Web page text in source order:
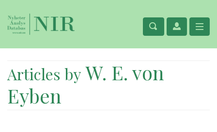
Articles byW. E. von
Eyben